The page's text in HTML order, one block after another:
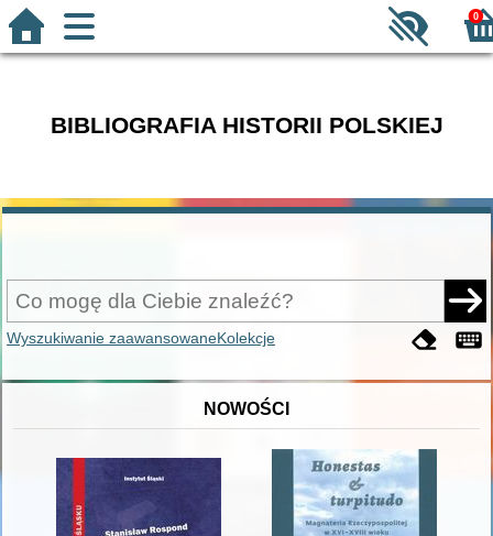
0
BIBLIOGRAFIA HISTORII POLSKIEJ
Wyszukiwanie zaawansowaneKolekcje
NOWOŚCI